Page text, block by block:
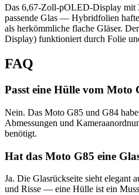
Das 6,67-Zoll-pOLED-Display mit
passende Glas — Hybridfolien
als herkömmliche flache Gläser.
Display) funktioniert durch Folie
FAQ
Passt eine Hülle vom Moto
Nein. Das Moto G85 und G84
Abmessungen und
benötigt.
Hat das Moto G85 eine
Ja. Die Glasrückseite sieht elegant
und Risse — eine Hülle ist ein